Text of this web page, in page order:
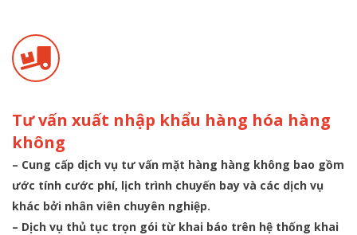
Tư vấn xuất nhập khẩu hàng hóa hàng
không
– Cung cấp dịch vụ tư vấn mặt hàng hàng không bao gồm
ước tính cước phí, lịch trình chuyến bay và các dịch vụ
khác bởi nhân viên chuyên nghiệp.
– Dịch vụ thủ tục trọn gói từ khai báo trên hệ thống khai